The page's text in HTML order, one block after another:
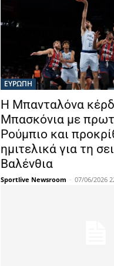
ΕΥΡΩΠΗ
Η Μπανταλόνα
Μπασκόνια με
Ρούμπιο και
ημιτελικά για τη
Βαλένθια
Sportlive Newsroom - 07/06/2026